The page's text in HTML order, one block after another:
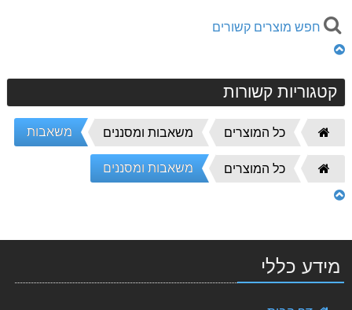
חפש מוצרים קשורים
קטגוריות קשורות
דף
הבית
כל המוצרים משאבות ומסננים משאבות
דף
הבית
כל המוצרים משאבות ומסננים
מידע כללי